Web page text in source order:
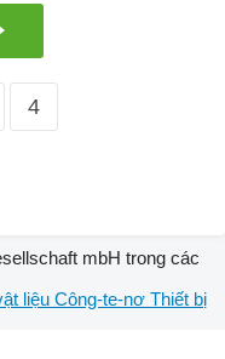
4
mbH trong các
liệu Công-te-nơ Thiết bị